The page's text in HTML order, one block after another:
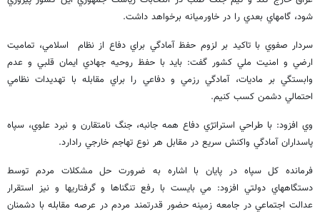
شود، گامهاي بعدي را در خاورميانه برخواهد داشت.
سردار صفوي با تاكيد بر لزوم حفظ آمادگي براي دفاع از نظام اسلامي، تماميت
ارضي و امنيت ملي كشور گفت: بايد با حفظ روحيه جهادي ايمان قلبي و عدم
وابستگي بر ماديات، آمادگي رزمي و دفاعي را براي مقابله با تهديدات نظامي
احتمالي دشمن كسب كنيم.
وي افزود: با طراحي استراتژي دفاع همه جانبه، جنگ نامتقارن و نبرد علوي، سپاه
پاسداران آمادگي واكنش سريع در مقابل هر نوع تهاجم خارجي رادارد.
فرمانده كل سپاه در پايان با اشاره به ضرورت حل مشكلات مردم توسط
دستگاههاي دولتي افزود: مي بايست با رفع تنگناها و گرفتاريها و نيز استقرار
عدالت اجتماعي در جامعه زمينه حضور قدرتمند مردم در عرصه مقابله با دشمنان